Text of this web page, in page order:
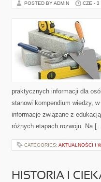
POSTED BY ADMIN CZE - 3
praktycznych informacji dla
stanowi kompendium wiedzy,
informacje związane z
różnych etapach rozwoju. Na
CATEGORIES: AKTUALNOŚCI I
HISTORIA I